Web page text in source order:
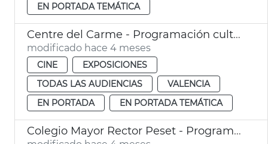
EN PORTADA TEMÁTICA
Centre del Carme - Programación cultural
modificado hace 4 meses
CINE
EXPOSICIONES
TODAS LAS AUDIENCIAS
VALENCIA
EN PORTADA
EN PORTADA TEMÁTICA
Colegio Mayor Rector Peset - Programación cultural